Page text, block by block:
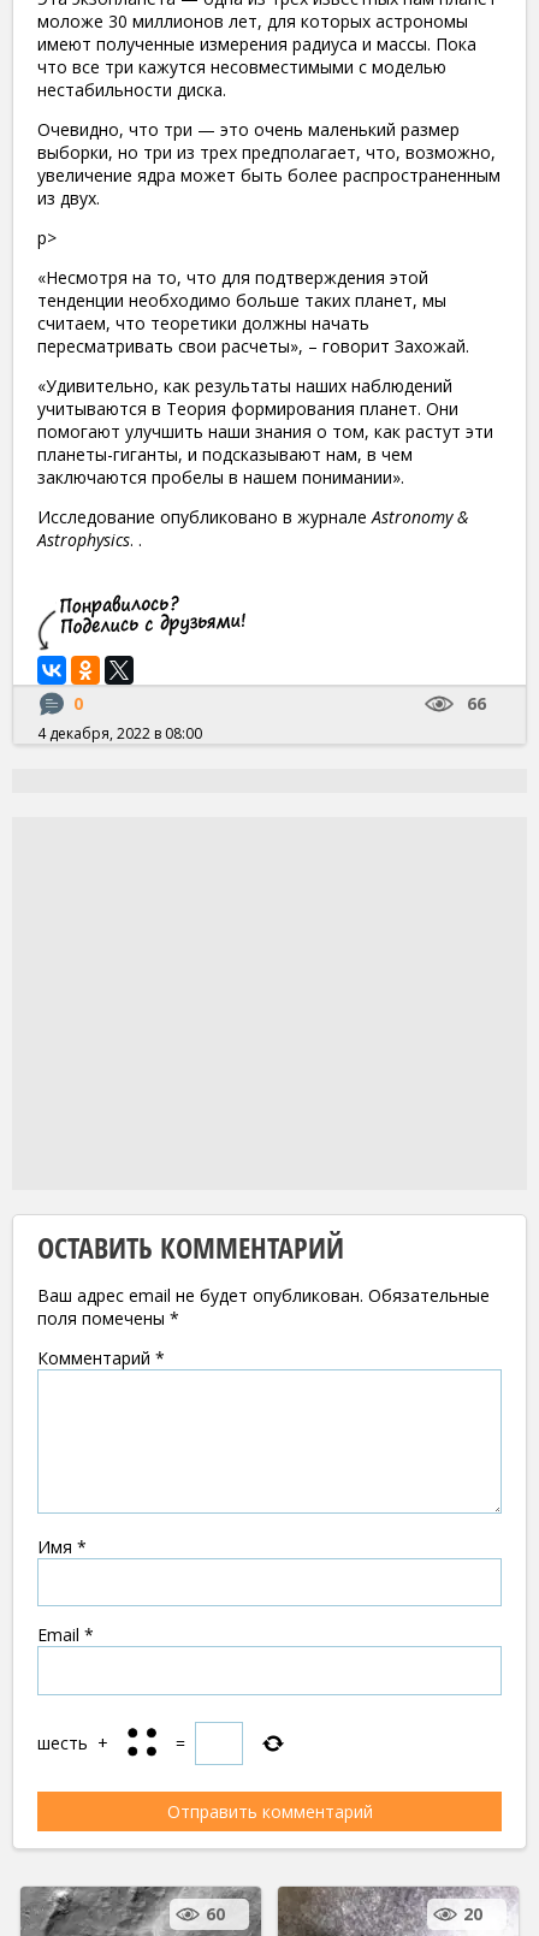
моложе 30 миллионов лет, для которых астрономы
имеют полученные измерения радиуса и массы. Пока
что все три кажутся несовместимыми с моделью
нестабильности диска.
Очевидно, что три — это очень маленький размер
выборки, но три из трех предполагает, что, возможно,
увеличение ядра может быть более распространенным
из двух.
p>
«Несмотря на то, что для подтверждения этой
тенденции необходимо больше таких планет, мы
считаем, что теоретики должны начать
пересматривать свои расчеты», – говорит Захожай.
«Удивительно, как результаты наших наблюдений
учитываются в Теория формирования планет. Они
помогают улучшить наши знания о том, как растут эти
планеты-гиганты, и подсказывают нам, в чем
заключаются пробелы в нашем понимании».
Исследование опубликовано в журнале Astronomy &
Astrophysics. .
0 66
4 декабря, 2022 в 08:00
ОСТАВИТЬ КОММЕНТАРИЙ
Ваш адрес email не будет опубликован. Обязательные
поля помечены *
Комментарий *
Имя *
Email *
шесть + =
60 20